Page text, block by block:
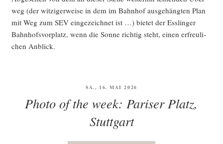
weg (der wit­zi­ger­wei­se in dem im Bahn­hof aus­ge­häng­ten Plan
mit Weg zum SEV ein­ge­zeich­net ist …) bie­tet der Ess­lin­ger
Bahn­hofs­vor­platz, wenn die Son­ne rich­tig steht, einen erfreu­li­
chen Anblick.
VERÖFFENTLICHT
SA., 16. MAI 2026
Photo of the week: Pariser Platz,
Stuttgart